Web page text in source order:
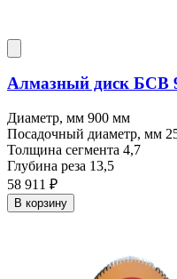
Алмазный диск БСВ
Диаметр, мм 900 мм
Посадочный диаметр, мм
Толщина сегмента 4,7
Глубина реза 13,5
58 911 ₽
В корзину